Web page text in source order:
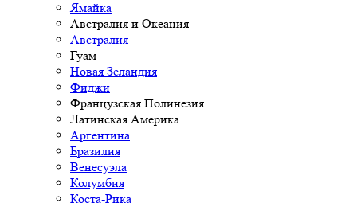
Ямайка
Австралия и Океания
Австралия
Гуам
Новая Зеландия
Фиджи
Французская Полинезия
Латинская Америка
Аргентина
Бразилия
Венесуэла
Колумбия
Коста-Рика